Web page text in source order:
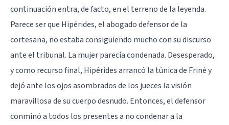
continuación entra, de facto, en el terreno de la leyenda.
Parece ser que Hipérides, el abogado defensor de la
cortesana, no estaba consiguiendo mucho con su discurso
ante el tribunal. La mujer parecía condenada. Desesperado,
y como recurso final, Hipérides arrancó la túnica de Friné y
dejó ante los ojos asombrados de los jueces la visión
maravillosa de su cuerpo desnudo. Entonces, el defensor
conminó a todos los presentes a no condenar a la